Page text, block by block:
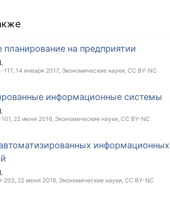
планирование на предприятии
117,14 января 2017, Экономические науки, CC BY-NC
информационные системы
22 июня 2016, Экономические науки, CC BY-NC
202, 22 июня 2016, Экономические науки, CC BY-NC